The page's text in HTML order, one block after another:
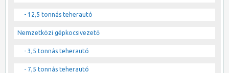
- 12,5 tonnás teherautó
Nemzetközi gépkocsivezető
- 3,5 tonnás teherautó
- 7,5 tonnás teherautó